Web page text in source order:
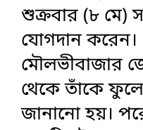
শুক্রবার (৮ মে)
যোগদান
মৌলভীবাজার
থেকে তাঁকে
জানানো হয়।